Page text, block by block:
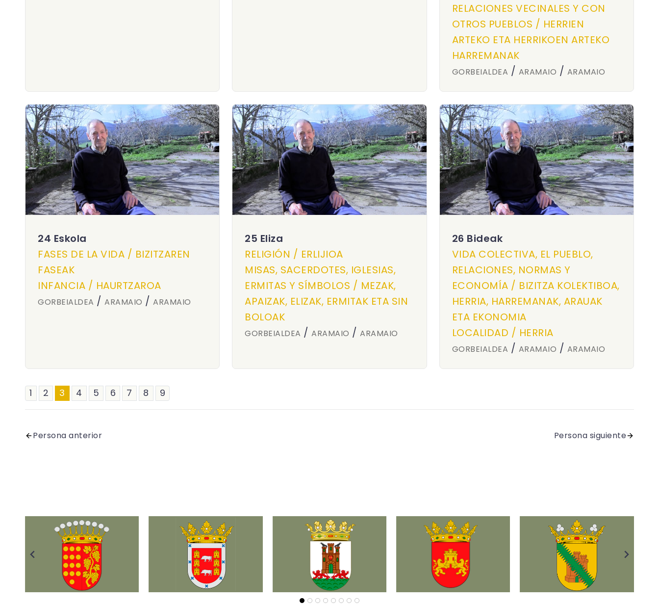
RELACIONES VECINALES Y CON
OTROS PUEBLOS / HERRIEN
ARTEKO ETA HERRIKOEN ARTEKO
HARREMANAK
GORBEIALDEA / ARAMAIO / ARAMAIO
24 Eskola
FASES DE LA VIDA / BIZITZAREN
FASEAK
INFANCIA / HAURTZAROA
GORBEIALDEA / ARAMAIO / ARAMAIO
25 Eliza
RELIGIÓN / ERLIJIOA
MISAS, SACERDOTES, IGLESIAS,
ERMITAS Y SÍMBOLOS / MEZAK,
APAIZAK, ELIZAK, ERMITAK ETA SIN
BOLOAK
GORBEIALDEA /ARAMAIO /ARAMAIO
26 Bideak
VIDA COLECTIVA, EL PUEBLO,
RELACIONES, NORMAS Y
ECONOMÍA / BIZITZA KOLEKTIBOA,
HERRIA, HARREMANAK, ARAUAK
ETA EKONOMIA
LOCALIDAD / HERRIA
GORBEIALDEA / ARAMAIO / ARAMAIO
1 2 3 4 5 6 7 8 9
Persona anterior Persona siguiente